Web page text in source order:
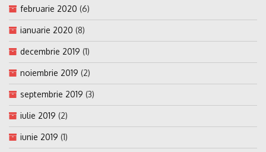
februarie 2020 (6)
ianuarie 2020 (8)
decembrie 2019 (1)
noiembrie 2019 (2)
septembrie 2019 (3)
iulie 2019 (2)
iunie 2019 (1)